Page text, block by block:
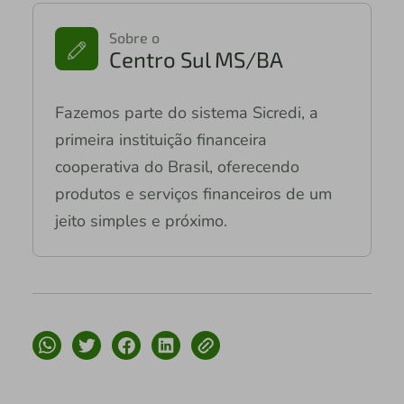
Sobre o
Centro Sul MS/BA
Fazemos parte do sistema Sicredi, a
primeira instituição financeira
cooperativa do Brasil, oferecendo
produtos e serviços financeiros de um
jeito simples e próximo.